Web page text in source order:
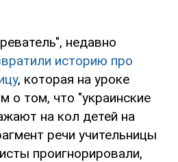
недавно
историю про
, которая на уроке
о том, что "украинские
на кол детей на
речи учительницы
проигнорировали,